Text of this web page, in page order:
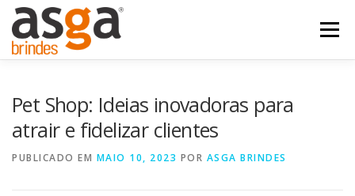
Menu
Pet Shop: Ideias inovadoras para
atrair e fidelizar clientes
PUBLICADO EM MAIO 10, 2023 POR ASGA BRINDES